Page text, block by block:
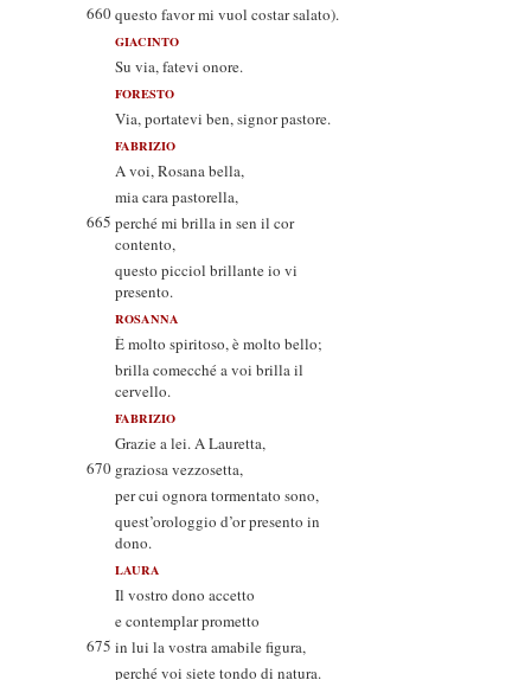
660questo favor mi vuol costar salato).
GIACINTO
Su via, fatevi onore.
FORESTO
Via, portatevi ben, signor pastore.
FABRIZIO
A voi, Rosana bella,
mia cara pastorella,
665 perché mi brilla in sen il cor
contento,
questo picciol brillante io vi
presento.
ROSANNA
È molto spiritoso, è molto bello;
brilla comecché a voi brilla il
cervello.
FABRIZIO
Grazie a lei. A Lauretta,
670 graziosa vezzosetta,
per cui ognora tormentato sono,
quest’orologgio d’or presento in
dono.
LAURA
Il vostro dono accetto
e contemplar prometto
675 in lui la vostra amabile figura,
perché voi siete tondo di natura.